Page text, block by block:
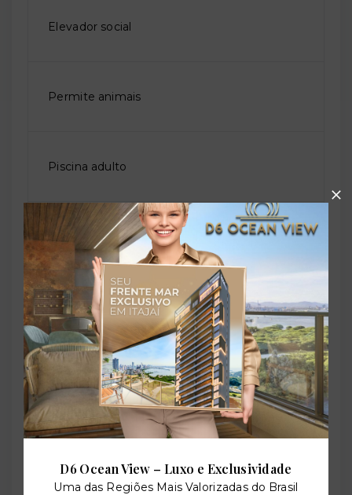
Elevador social
Permite animais
Piscina adulto
Piscina infantil
Playground
Quadra poliesportiva
D6 Ocean View – Luxo e Exclusividade
Uma das Regiões Mais Valorizadas do Brasil